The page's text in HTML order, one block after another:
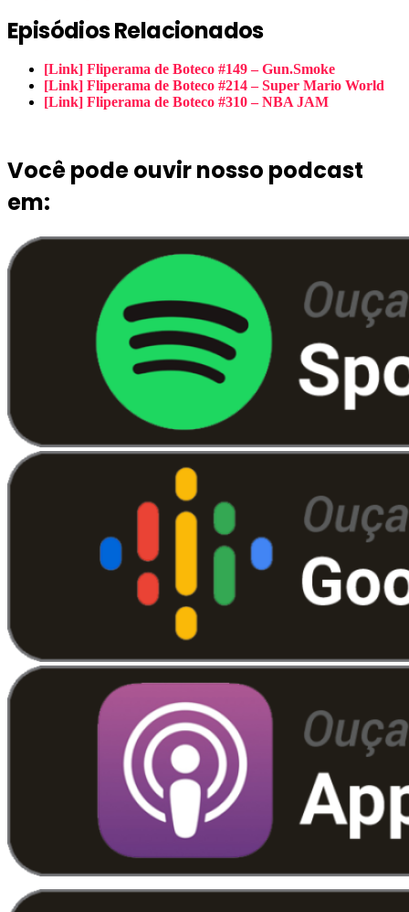
Episódios Relacionados
[Link] Fliperama de Boteco #149 – Gun.Smoke
[Link] Fliperama de Boteco #214 – Super Mario World
[Link] Fliperama de Boteco #310 – NBA JAM
Você pode ouvir nosso podcast
em: